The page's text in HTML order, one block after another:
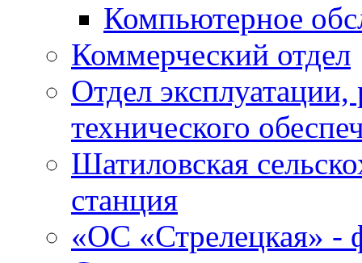
Компьютерное
Коммерческий отдел
Отдел
технического
Шатиловская
станция
«ОС «Стрелецкая»